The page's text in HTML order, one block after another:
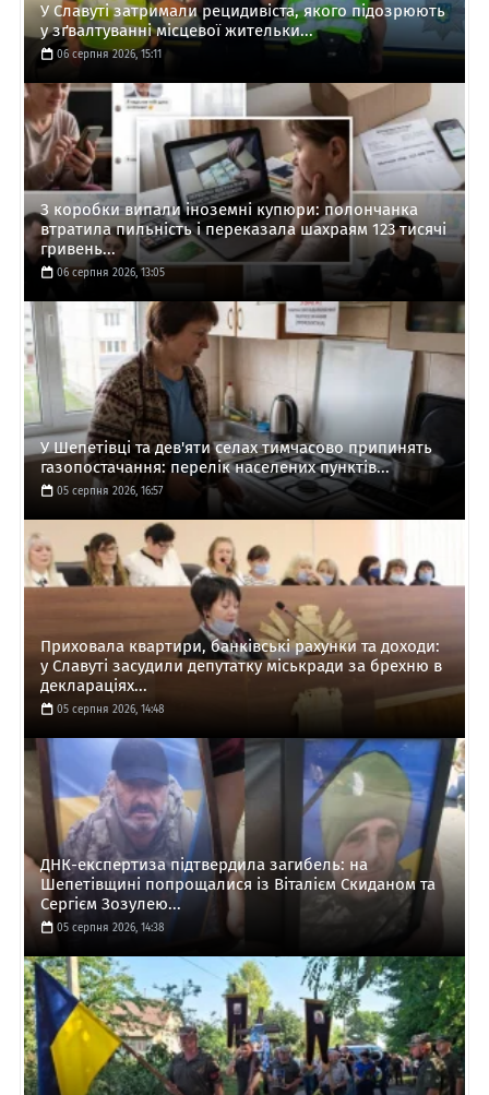
У Славуті затримали рецидивіста, якого підозрюють
у зґвалтуванні місцевої жительки...
06 серпня 2026, 15:11
З коробки випали іноземні купюри: полончанка
втратила пильність і переказала шахраям 123 тисячі
гривень...
06 серпня 2026, 13:05
У Шепетівці та дев'яти селах тимчасово припинять
газопостачання: перелік населених пунктів...
05 серпня 2026, 16:57
Приховала квартири, банківські рахунки та доходи:
у Славуті засудили депутатку міськради за брехню в
деклараціях...
05 серпня 2026, 14:48
ДНК-експертиза підтвердила загибель: на
Шепетівщині попрощалися із Віталієм Скиданом та
Сергієм Зозулею...
05 серпня 2026, 14:38